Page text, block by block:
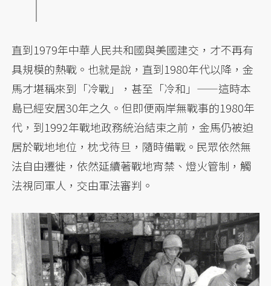
直到1979年中華人民共和國與美國建交，才不再有
具規模的熱戰。也就是說，直到1980年代以降，金
馬才堪稱來到「冷戰」，甚至「冷和」——這時本
島已經安居30年之久。但即便兩岸無戰事的1980年
代，到1992年戰地政務統治結束之前，金馬仍被迫
居於戰地地位，枕戈待旦，隨時備戰。民眾依然無
法自由遷徙，依然延續著戰地宵禁、燈火管制，觸
法視同軍人，交由軍法審判。